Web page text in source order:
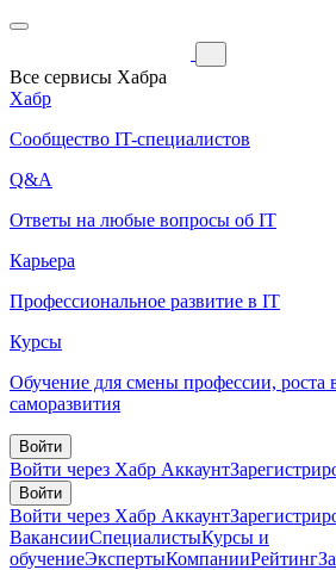
Все сервисы Хабра
Хабр
Сообщество IT-специалистов
Q&A
Ответы на любые вопросы об IT
Карьера
Профессиональное развитие в IT
Курсы
Обучение для смены профессии, роста
саморазвития
Войти
Войти через Хабр Аккаунт
Войти
Войти через Хабр Аккаунт
ВакансииСпециалистыКурсы и
обучениеЭкспертыКомпанииРейтинг